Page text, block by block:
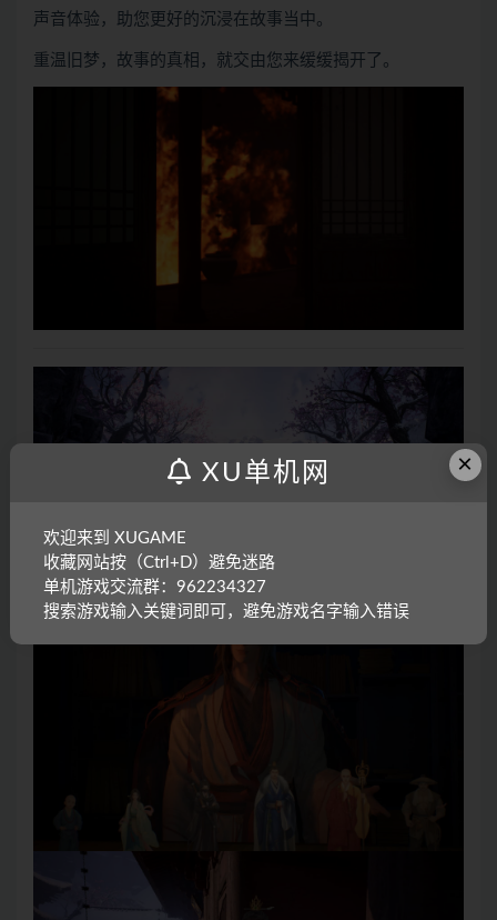
声音体验，助您更好的沉浸在故事当中。
重温旧梦，故事的真相，就交由您来缓缓揭开了。
×
XU单机网
欢迎来到 XUGAME
收藏网站按（Ctrl+D）避免迷路
单机游戏交流群：962234327
搜索游戏输入关键词即可，避免游戏名字输入错误